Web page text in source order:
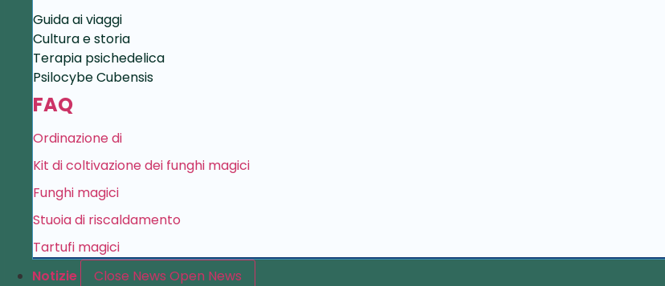
Guida ai viaggi
Cultura e storia
Terapia psichedelica
Psilocybe Cubensis
FAQ
Ordinazione di
Kit di coltivazione dei funghi magici
Funghi magici
Stuoia di riscaldamento
Tartufi magici
Notizie
Close News Open News